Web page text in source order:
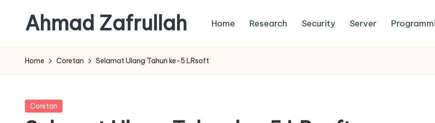
content
Ahmad Zafrullah
to
Learn
better
than
Home Research Security Server
Home Coretan Selamat Ulang Tahun ke-5 LRsoft
Posted
Coretan